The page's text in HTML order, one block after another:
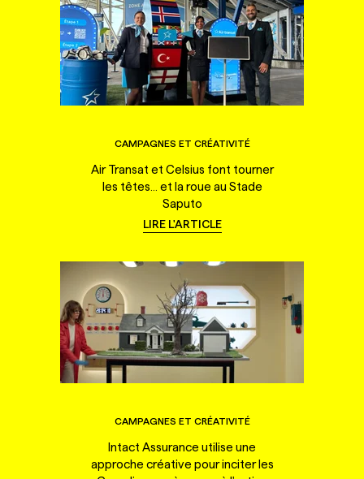
CAMPAGNES ET CRÉATIVITÉ
Air Transat et Celsius font tourner
les têtes... et la roue au Stade
Saputo
LIRE L'ARTICLE
CAMPAGNES ET CRÉATIVITÉ
Intact Assurance utilise une
approche créative pour inciter les